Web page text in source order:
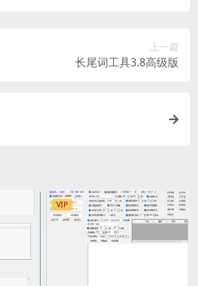
上一篇
长尾词工具3.8高级版
VIP